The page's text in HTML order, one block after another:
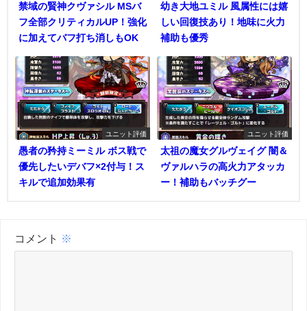
禁域の賢神クヴァシル MSバ
フ全部クリティカルUP！強化
に加えてバフ打ち消しもOK
幼き大地ユミル 風属性には嬉
しい回復技あり！地味に火力
補助も優秀
ユニット評価
愚者の矜持ミーミル ボス戦で
優先したいデバフ×2付与！ス
キルで追加効果有
ユニット評価
太祖の魔女グルヴェイグ 闇＆
ヴァルハラの高火力アタッカ
ー！補助もバッチグー
コメント ※